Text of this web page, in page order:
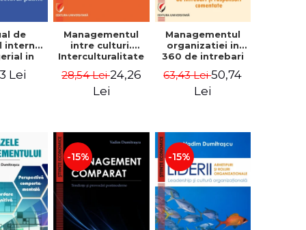
de
intern
in
public -
Lei
Managementul
intre culturi.
Interculturalitate
management
comparat -
28,54 Lei24,26
Lei
Managementul
organizatiei in
360 de intrebari
comentate - Ion
Verboncu
63,43 Lei50,74
Lei
-15% -15%